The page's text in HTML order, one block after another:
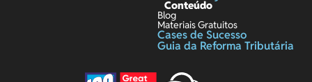
Conteúdo
Blog
Materiais Gratuitos
Cases de Sucesso
Guia da Reforma Tributária